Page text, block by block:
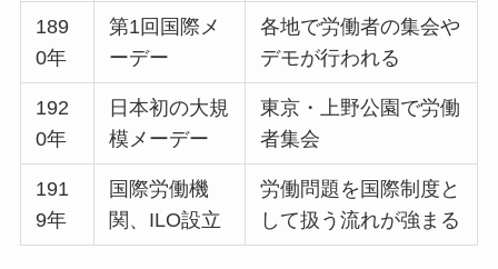
189
0年
第1回国際メ
ーデー
各地で労働者の集会や
デモが行われる
192
0年
日本初の大規
模メーデー
東京・上野公園で労働
者集会
191
9年
国際労働機
関、ILO設立
労働問題を国際制度と
して扱う流れが強まる